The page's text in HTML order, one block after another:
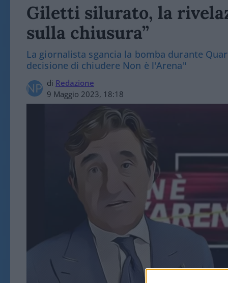
Giletti silurato, la
sulla chiusura”
La giornalista sgancia la bomba durante
decisione di chiudere Non è l'Arena"
di Redazione
9 Maggio 2023, 18:18